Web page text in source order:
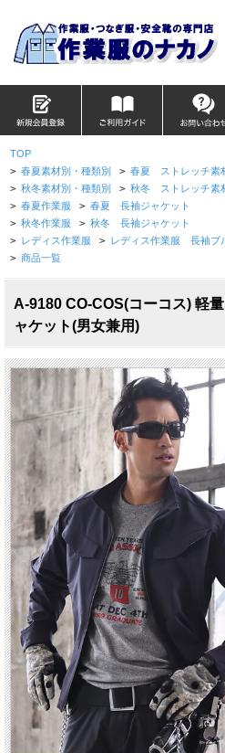
TOP
> 春夏素材別・種類別 > 春夏 ストレッチ素
> 秋冬素材別・種類別 > 秋冬 ストレッチ素
> 春夏作業服 > 春夏 長袖ジャケット
> 秋冬作業服 > 秋冬 長袖ジャケット
> レディス作業服 > レディス作業服 長袖ブ
> 商品一覧
A-9180 CO-COS(コーコス) 軽
ャケット(男女兼用)